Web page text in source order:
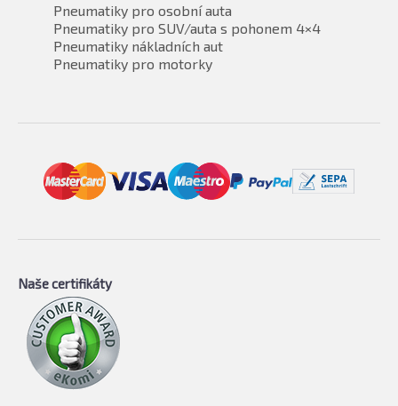
Pneumatiky pro osobní auta
Pneumatiky pro SUV/auta s pohonem 4×4
Pneumatiky nákladních aut
Pneumatiky pro motorky
Naše certifikáty